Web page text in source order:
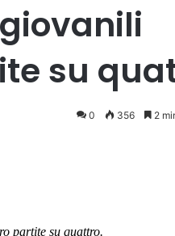
su
0 356 2
partite su quattro.